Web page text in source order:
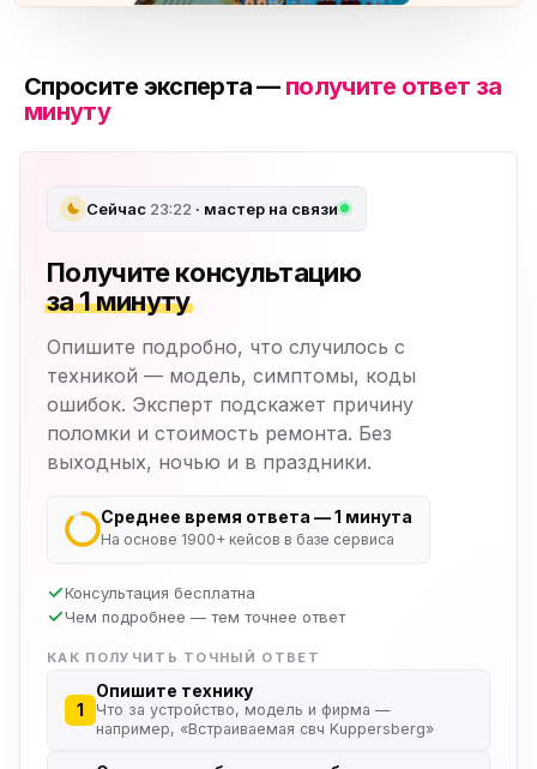
Спросите эксперта — получите ответ за
минуту
Сейчас 23:22 · мастер на связи
Получите консультацию
за 1 минуту
Опишите подробно, что случилось с
техникой — модель, симптомы, коды
ошибок. Эксперт подскажет причину
поломки и стоимость ремонта. Без
выходных, ночью и в праздники.
Среднее время ответа — 1 минута
На основе 1900+ кейсов в базе сервиса
Консультация бесплатна
Чем подробнее — тем точнее ответ
КАК ПОЛУЧИТЬ ТОЧНЫЙ ОТВЕТ
1
Опишите технику
Что за устройство, модель и фирма —
например, «Встраиваемая свч Kuppersberg»